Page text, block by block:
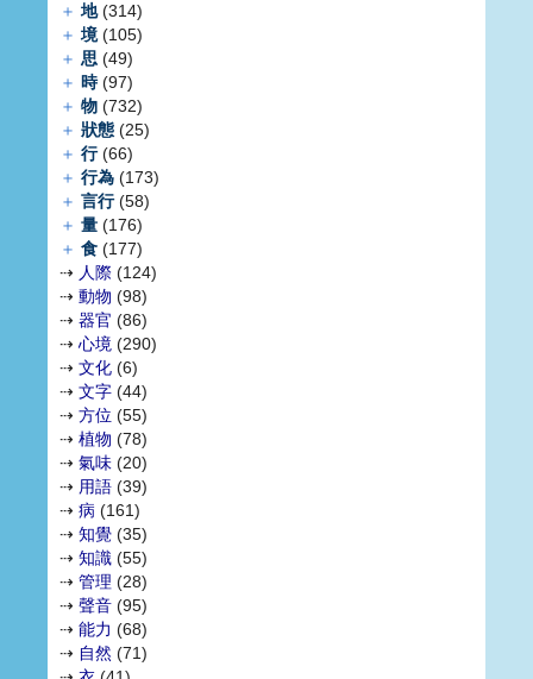
＋ 地(314)
＋ 境(105)
＋ 思 (49)
＋ 時(97)
＋ 物 (732)
＋ 狀態 (25)
＋ 行(66)
＋ 行為 (173)
＋ 言行(58)
＋ 量 (176)
＋ 食 (177)
⇢ 人際 (124)
⇢ 動物 (98)
⇢ 器官 (86)
⇢ 心境 (290)
⇢ 文化 (6)
⇢ 文字 (44)
⇢ 方位 (55)
⇢ 植物 (78)
⇢ 氣味 (20)
⇢ 用語 (39)
⇢ 病 (161)
⇢ 知覺 (35)
⇢ 知識 (55)
⇢ 管理 (28)
⇢ 聲音 (95)
⇢ 能力 (68)
⇢ 自然 (71)